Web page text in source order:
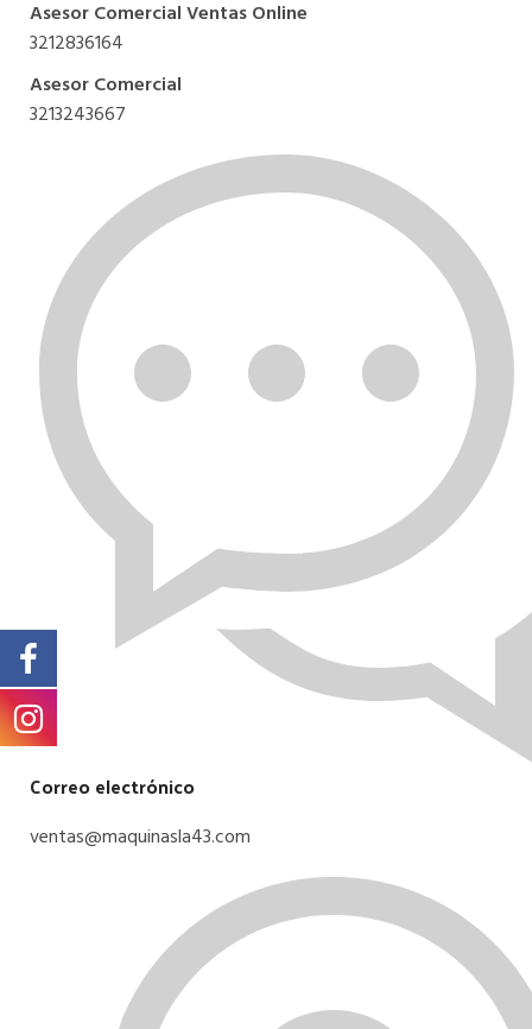
Asesor Comercial Ventas Online
3212836164
Asesor Comercial
3213243667
Correo electrónico
ventas@maquinasla43.com